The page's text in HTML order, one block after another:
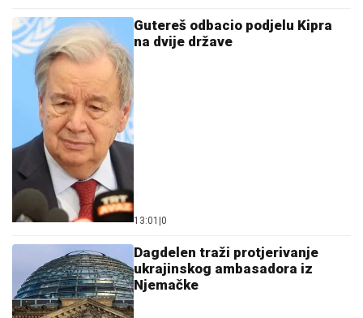
Gutereš odbacio podjelu Kipra
na dvije države
13:01 |0
Dagdelen traži protjerivanje
ukrajinskog ambasadora iz
Njemačke